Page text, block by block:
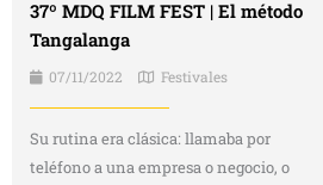
37º MDQ FILM FEST | El método
Tangalanga
07/11/2022 Festivales
Su rutina era clásica: llamaba por
teléfono a una empresa o negocio, o